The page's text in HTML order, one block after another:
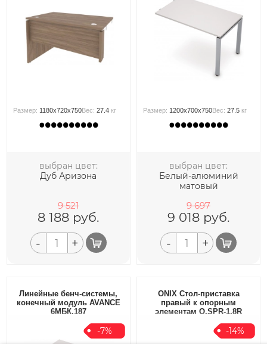
Размер: 1180x720x750Вес:27.4 кг
выбран цвет:
Дуб Аризона
9 521
8 188 руб.
- +
Размер: 1200x700x750Вес:27.5 кг
выбран цвет:
Белый-алюминий
матовый
9 697
9 018 руб.
- +
Линейные бенч-системы,
конечный модуль AVANCE
6МБК.187
-7%
ONIX Стол-приставка
правый к опорным
элементам O.SPR-1.8R
-14%